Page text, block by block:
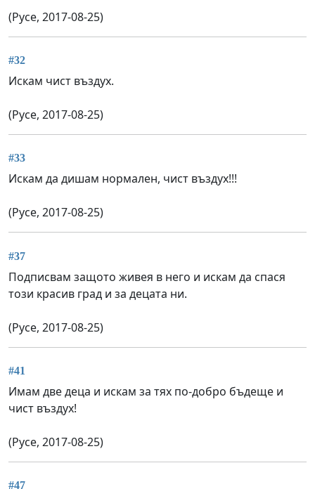
(Русе, 2017-08-25)
#32
Искам чист въздух.
(Русе, 2017-08-25)
#33
Искам да дишам нормален, чист въздух!!!
(Русе, 2017-08-25)
#37
Подписвам защото живея в него и искам да спася
този красив град и за децата ни.
(Русе, 2017-08-25)
#41
Имам две деца и искам за тях по-добро бъдеще и
чист въздух!
(Русе, 2017-08-25)
#47